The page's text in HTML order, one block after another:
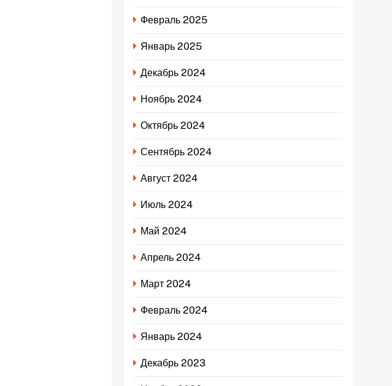
Февраль 2025
Январь 2025
Декабрь 2024
Ноябрь 2024
Октябрь 2024
Сентябрь 2024
Август 2024
Июль 2024
Май 2024
Апрель 2024
Март 2024
Февраль 2024
Январь 2024
Декабрь 2023